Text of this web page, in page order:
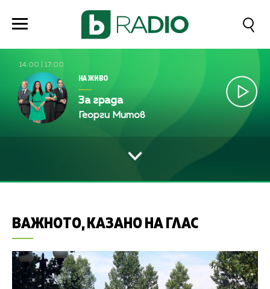
14:00 17:00
НА ЖИВО
За града
Георги Митов
ВАЖНОТО, КАЗАНО НА ГЛАС